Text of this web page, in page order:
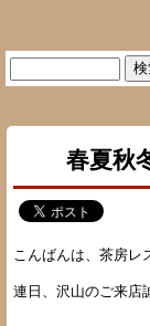
索:
春夏秋
こんばんは、茶房
連日、沢山のご来店